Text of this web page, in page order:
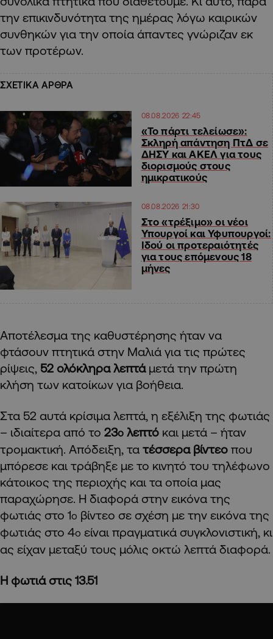
την επικινδυνότητα της ημέρας λόγω καιρικών
συνθηκών για την οποία άπαντες γνώριζαν εκ
των προτέρων.
ΣΧΕΤΙΚΑ ΑΡΘΡΑ
08.08.2026 22:45
«Το πάρτι τελείωσε»:
Σκληρή απάντηση ΠτΔ σε
ΔΗΣΥ και ΑΚΕΛ για τους
διορισμούς στους
ημικρατικούς
08.08.2026 21:30
Στο «τρέξιμο» οι νέοι
Υπουργοί και Υφυπουργοί:
Ιδού οι προτεραιότητές
για τους επόμενους 18
μήνες
Αποτέλεσμα της καθυστέρησης ήταν να
φτάσουν πτητικά στην Μαλιά για τις πρώτες
ρίψεις, 52 ολόκληρα λεπτάμετά την πρώτη
κλήση των κατοίκων για βοήθεια.
Στα 52 αυτά κρίσιμα λεπτά, η εξέλιξη της φωτιάς
– ιδιαίτερα από το 23ο λεπτό και μετά – ήταν
τρομακτική. Απόδειξη, τα τέσσερα βίντεο που
μπόρεσε και τράβηξε με το κινητό του τηλέφωνο
κάτοικος της περιοχής και τα οποία μας
παραχώρησε. Η διαφορά στην εικόνα της
φωτιάς στο 1ο βίντεο σε σχέση με την εικόνα της
φωτιάς στο 4ο είναι πραγματικά συγκλονιστική, κι
ας είχαν μεταξύ τους μόλις οκτώ λεπτά διαφορά.
Η φωτιά στις 13.51